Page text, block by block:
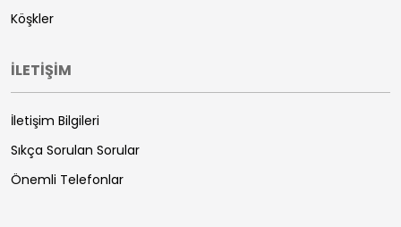
Köşkler
İLETİŞİM
İletişim Bilgileri
Sıkça Sorulan Sorular
Önemli Telefonlar